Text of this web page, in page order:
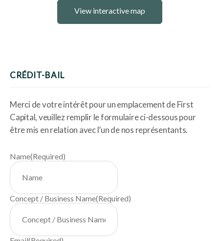
View interactive map
CRÉDIT-BAIL
Merci de votre intérêt pour un emplacement de First
Capital, veuillez remplir le formulaire ci-dessous pour
être mis en relation avec l’un de nos représentants.
Name(Required)
Concept / Business Name(Required)